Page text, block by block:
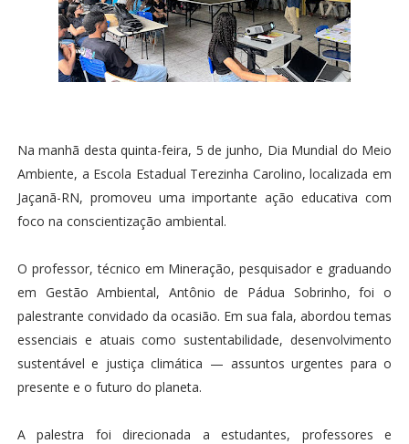
Na manhã desta quinta-feira, 5 de junho, Dia Mundial do Meio
Ambiente, a Escola Estadual Terezinha Carolino, localizada em
Jaçanã-RN, promoveu uma importante ação educativa com
foco na conscientização ambiental.
O professor, técnico em Mineração, pesquisador e graduando
em Gestão Ambiental, Antônio de Pádua Sobrinho, foi o
palestrante convidado da ocasião. Em sua fala, abordou temas
essenciais e atuais como sustentabilidade, desenvolvimento
sustentável e justiça climática — assuntos urgentes para o
presente e o futuro do planeta.
A palestra foi direcionada a estudantes, professores e